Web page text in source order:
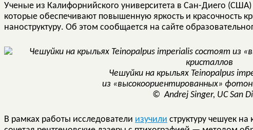
Ученые из Калифорнийского университета в Сан-Диего
которые обеспечивают повышенную яркость и красочность
наноструктуру. Об этом сообщается на сайте
Чешуйки на крыльях Teinopalpus
из «высокоориентированных»
© Andrej Singer, UC San
В рамках работы исследователи изучили структуру чешуек